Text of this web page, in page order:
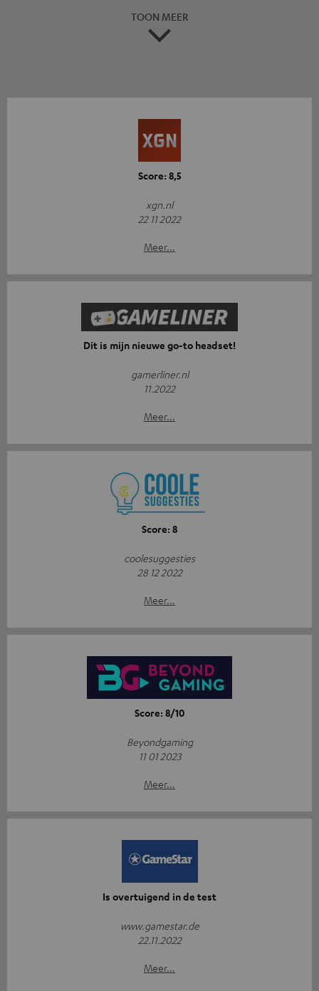
TOON MEER
Score: 8,5
xgn.nl
22 11 2022
Meer...
Dit is mijn nieuwe go-to headset!
gamerliner.nl
11.2022
Meer...
Score: 8
coolesuggesties
28 12 2022
Meer...
Score: 8/10
Beyondgaming
11 01 2023
Meer...
Is overtuigend in de test
www.gamestar.de
22.11.2022
Meer...